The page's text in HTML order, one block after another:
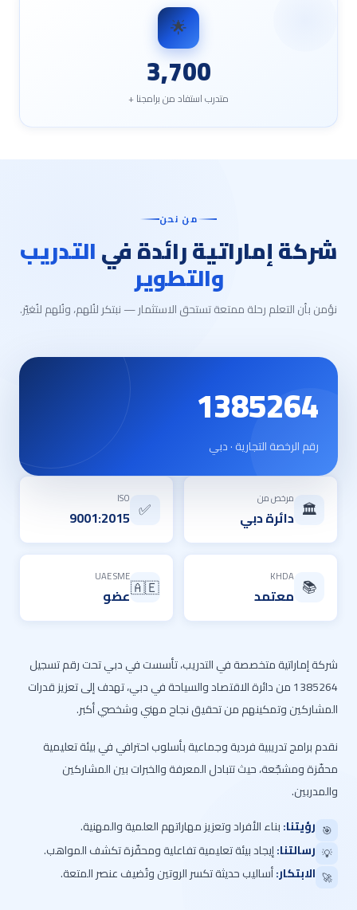
🌟
3,700
متدرب استفاد من برامجنا +
من نحن
شركة إماراتية رائدة فيالتدريب
والتطوير
نؤمن بأن التعلم رحلة ممتعة تستحق الاستثمار — نبتكر لنُلهم، ونُلهم لنُغيّر.
1385264
رقم الرخصة التجارية · دبي
🏛️ مرخص من
دائرة دبي ✅
ISO
9001:2015
📚
KHDA
معتمد 🇦🇪
UAE SME
عضو
شركة إماراتية متخصصة في التدريب، تأسست في دبي تحت رقم تسجيل
1385264 من دائرة الاقتصاد والسياحة في دبي، تهدف إلى تعزيز قدرات
المشاركين وتمكينهم من تحقيق نجاح مهني وشخصي أكبر.
نقدم برامج تدريبية فردية وجماعية بأسلوب احترافي في بيئة تعليمية
محفّزة ومشجّعة، حيث تتبادل المعرفة والخبرات بين المشاركين
والمدربين.
🎯 رؤيتنا:بناء الأفراد وتعزيز مهاراتهم العلمية والمهنية.
💡 رسالتنا:إيجاد بيئة تعليمية تفاعلية ومحفّزة تكشف المواهب.
🚀 الابتكار:أساليب حديثة تكسر الروتين وتُضيف عنصر المتعة.